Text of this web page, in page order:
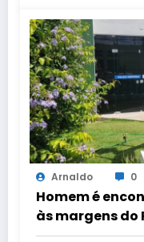
Arnaldo 0
Homem é
às margens do